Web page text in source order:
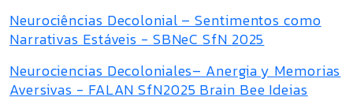
Neurociências Decolonial – Sentimentos como
Narrativas Estáveis - SBNeC SfN 2025
Neurociencias Decoloniales– Anergia y Memorias
Aversivas - FALAN SfN2025 Brain Bee Ideias